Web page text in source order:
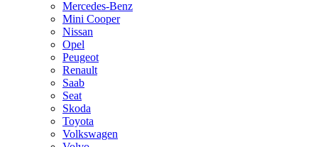
Mercedes-Benz
Mini Cooper
Nissan
Opel
Peugeot
Renault
Saab
Seat
Skoda
Toyota
Volkswagen